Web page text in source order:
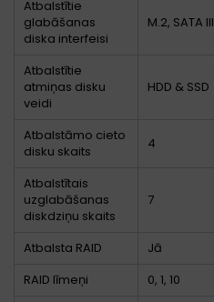
Atbalstītie
glabāšanas
diska interfeisi
M.2, SATA III
Atbalstītie
atmiņas disku
veidi
HDD & SSD
Atbalstāmo cieto
disku skaits
4
Atbalstītais
uzglabāšanas
diskdziņu skaits
7
Atbalsta RAID
Jā
RAID līmeņi
0, 1, 10